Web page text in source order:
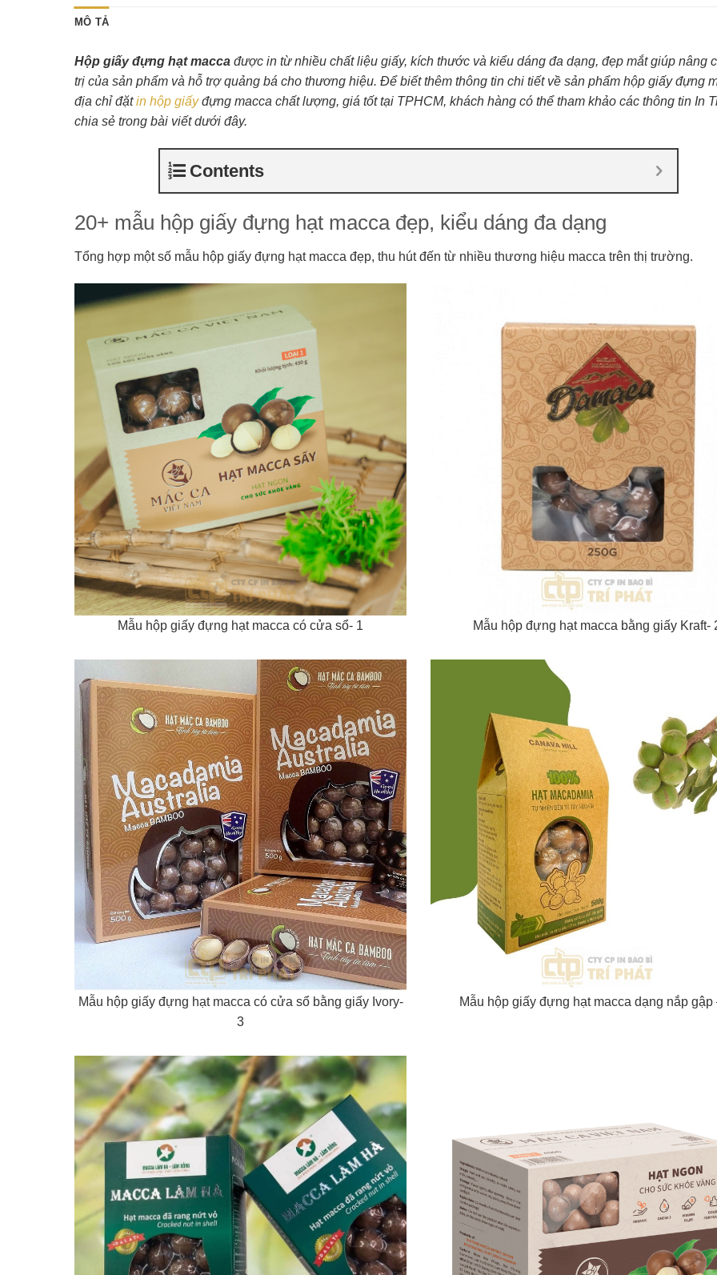
MÔ TẢ
Hộp giấy đựng hạt maccađược in từ nhiều chất liệu giấy, kích thước và kiểu dáng đa dạng, đẹp mắt giúp nâng
trị của sản phẩm và hỗ trợ quảng bá cho thương hiệu. Để biết thêm thông tin chi tiết về sản phẩm hộp giấy đựng
địa chỉ đặtin hộp giấyđựng macca chất lượng, giá tốt tại TPHCM, khách hàng có thể tham khảo các thông tin In
chia sẻ trong bài viết dưới đây.
Contents
20+ mẫu hộp giấy đựng hạt macca đẹp, kiểu dáng đa dạng
Tổng hợp một số mẫu hộp giấy đựng hạt macca đẹp, thu hút đến từ nhiều thương hiệu macca trên thị trường.
Mẫu hộp giấy đựng hạt macca có cửa sổ- 1 Mẫu hộp đựng hạt macca bằng giấy Kraft-
Mẫu hộp giấy đựng hạt macca có cửa sổ bằng giấy Ivory-
3
Mẫu hộp giấy đựng hạt macca dạng nắp gập